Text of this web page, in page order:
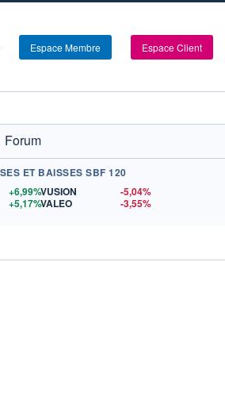
Espace Membre Espace Client
Forum
ET BAISSES SBF 120
+6,99%
+5,17%
VUSION
-5,04%
VALEO
-3,55%